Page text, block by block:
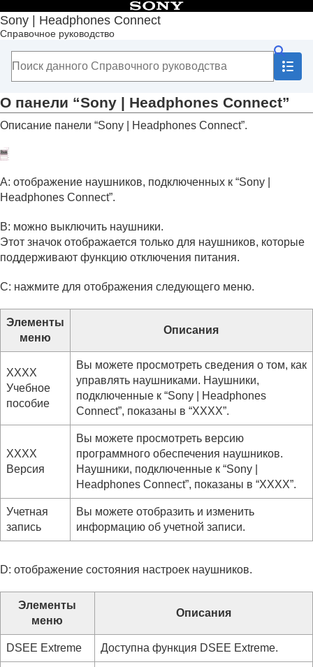
Sony | Headphones Connect
Справочное руководство
Содержание
Начало
Начало работы
Как использовать
О панели “Sony | Headphones Connect”
Функции, отображаемые на вкладке [Статус]
Функции, отображаемые на вкладке [Звук]
Функции, отображаемые на вкладке [Система]
Изменения положения виджета на смартфоне
Важная информация
Специальные возможности
О панели “Sony | Headphones Connect”
Описание панели “Sony | Headphones Connect”.
A: отображение наушников, подключенных к “Sony |
Headphones Connect”.
B: можно выключить наушники.
Этот значок отображается только для наушников, которые
поддерживают функцию отключения питания.
C: нажмите для отображения следующего меню.
Элементы
меню
Описания
XXXX
Учебное
пособие
Вы можете просмотреть сведения о том, как
управлять наушниками. Наушники,
подключенные к “Sony | Headphones
Connect”, показаны в “XXXX”.
XXXX
Версия
Вы можете просмотреть версию
программного обеспечения наушников.
Наушники, подключенные к “Sony |
Headphones Connect”, показаны в “XXXX”.
Учетная
запись
Вы можете отобразить и изменить
информацию об учетной записи.
D: отображение состояния настроек наушников.
Элементы
меню
Описания
DSEE Extreme Доступна функция DSEE Extreme.